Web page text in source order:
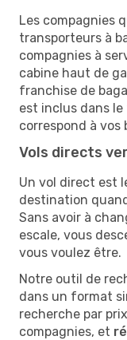
Les compagnies
transporteurs à
compagnies à
cabine haut de
franchise de
est inclus dans
correspond à vos
Vols directs
Un vol direct est
destination
Sans avoir à
escale, vous
vous voulez être.
Notre outil de
dans un format
recherche par
compagnies, et